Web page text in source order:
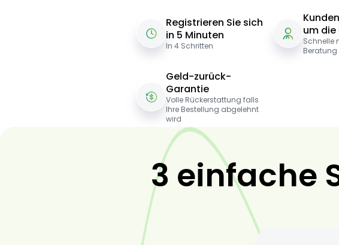
Registrieren Sie sich
in 5 Minuten
In 4 Schritten
um die
Schnelle
Beratung
Geld-zurück-
Garantie
Volle Rückerstattung falls
Ihre Bestellung abgelehnt
wird
3 einfache